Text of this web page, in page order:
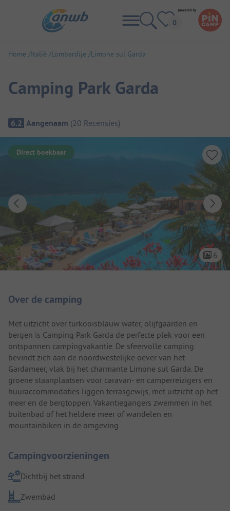
Home Italië Lombardije Limone sul Garda
Camping Park Garda
Camping overzicht
6.2 Aangenaam (20 Recensies)
Direct boekbaar
6
Over de camping
Met uitzicht over turkooisblauw water, olijfgaarden en
bergen is Camping Park Garda de perfecte plek voor een
ontspannen campingvakantie. De sfeervolle camping
bevindt zich aan de noordwestelijke oever van het
Gardameer, vlak bij het charmante Limone sul Garda. De
groene staanplaatsen voor caravan- en camperreizigers en
huuraccommodaties liggen terrasgewijs, met uitzicht op het
meer en de bergtoppen. Vakantiegangers zwemmen in het
buitenbad of het heldere meer of wandelen en
mountainbiken in de omgeving.
Campingvoorzieningen
Dichtbij het strand
Zwembad